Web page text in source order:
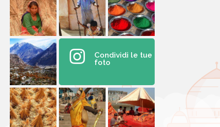
Condividi le tue
foto